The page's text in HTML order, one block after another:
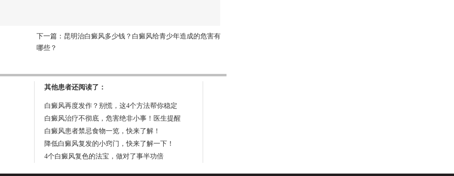
下一篇： 昆明治白癜风多少钱？白癜风给青少年造成的危害有
哪些？
其他患者还阅读了：
白癜风再度发作？别慌，这4个方法帮你稳定
白癜风治疗不彻底，危害绝非小事！医生提醒
白癜风患者禁忌食物一览，快来了解！
降低白癜风复发的小窍门，快来了解一下！
4个白癜风复色的法宝，做对了事半功倍